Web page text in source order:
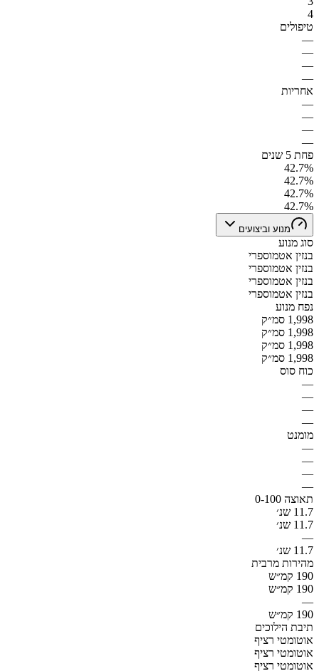
4
טיפולים
—
—
—
—
אחריות
—
—
—
—
פחת 5 שנים
42.7%
42.7%
42.7%
42.7%
מנוע וביצועים
סוג מנוע
בנזין אטמוספרי
בנזין אטמוספרי
בנזין אטמוספרי
בנזין אטמוספרי
נפח מנוע
1,998 סמ״ק
1,998 סמ״ק
1,998 סמ״ק
1,998 סמ״ק
כוח סוס
—
—
—
—
מומנט
—
—
—
—
תאוצה 0-100
11.7 שנ׳
11.7 שנ׳
—
11.7 שנ׳
מהירות מרבית
190 קמ״ש
190 קמ״ש
—
190 קמ״ש
תיבת הילוכים
אוטומטי רציף
אוטומטי רציף
אוטומטי רציף